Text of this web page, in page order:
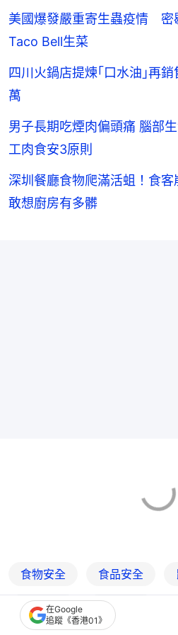
美國爆發嚴重寄生蟲疫情
Taco Bell生菜
四川火鍋店提煉｢口水油｣再
萬
男子長期吃煙肉偏頭痛 腦部
工肉食安3原則
深圳餐廳食物爬滿活蛆！食
敢想廚房有多髒
食物安全 食品安全
內地造假 羊城晚報
在Google
追蹤《香港01》